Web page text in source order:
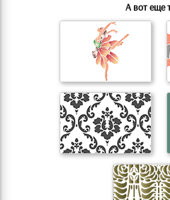
А вот еще